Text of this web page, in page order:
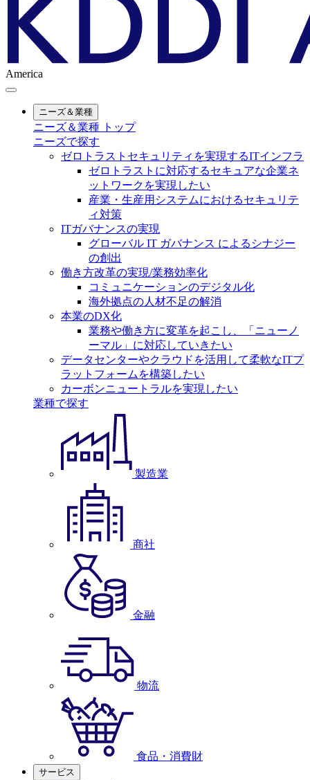
America
ニーズ＆業種
ニーズ＆業種 トップ
ニーズで探す
ゼロトラストセキュリティを実現するITインフラ
ゼロトラストに対応するセキュアな企業ネ
ットワークを実現したい
産業・生産用システムにおけるセキュリテ
ィ対策
ITガバナンスの実現
グローバル IT ガバナンス によるシナジー
の創出
働き方改革の実現/業務効率化
コミュニケーションのデジタル化
海外拠点の人材不足の解消
本業のDX化
業務や働き方に変革を起こし、「ニューノ
ーマル」に対応していきたい
データセンターやクラウドを活用して柔軟なITプ
ラットフォームを構築したい
カーボンニュートラルを実現したい
業種で探す
製造業
商社
金融
物流
食品・消費財
サービス